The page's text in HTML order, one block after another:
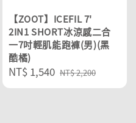
【ZOOT】ICEFIL 7'
2IN1 SHORT冰涼感二合
一7吋輕肌能跑褲(男)(黑
酷橘)
Sale
price
NT$ 1,540 Regular
price
NT$ 2,200